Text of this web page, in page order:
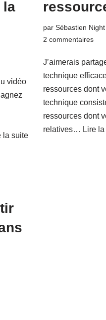
la
vidéo
la suite
par Sébastien Night
2 commentaires
J’aimerais
technique
ressources dont
technique
ressources dont
relatives… Lire